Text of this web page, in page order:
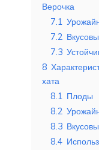
Верочка
7.1
7.2
7.3
8
хата
8.1 Плоды
8.2
8.3
8.4